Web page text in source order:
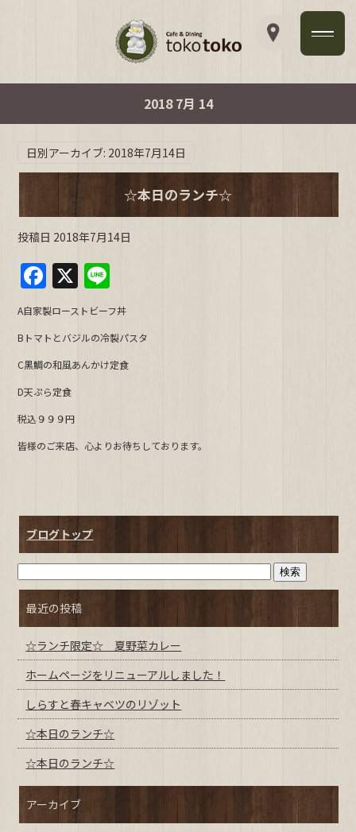
2018 7月 14
日別アーカイブ: 2018年7月14日
☆本日のランチ☆
投稿日 2018年7月14日
F
a
c
e
b
o
o
k
X
n
e
A自家製ローストビーフ丼
Bトマトとバジルの冷製パスタ
C黒鯛の和風あんかけ定食
D天ぷら定食
税込９９９円
皆様のご来店、心よりお待ちしております。
ブログトップ
最近の投稿
☆ランチ限定☆ 夏野菜カレー
ホームページをリニューアルしました！
しらすと春キャベツのリゾット
☆本日のランチ☆
☆本日のランチ☆
アーカイブ